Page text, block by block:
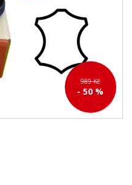
989 Kč
- 50 %